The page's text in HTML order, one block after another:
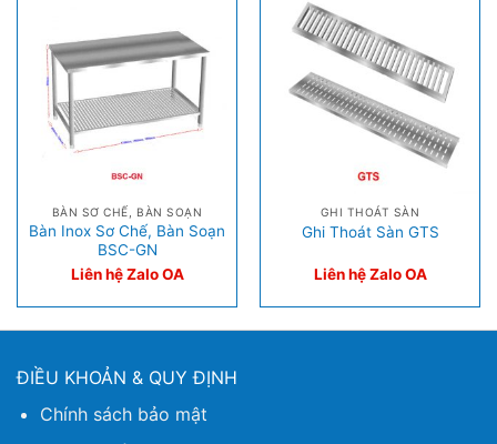
BÀN SƠ CHẾ, BÀN SOẠN
Bàn Inox Sơ Chế, Bàn Soạn
BSC-GN
Liên hệ Zalo OA
GHI THOÁT SÀN
Ghi Thoát Sàn GTS
Liên hệ Zalo OA
ĐIỀU KHOẢN & QUY ĐỊNH
Chính sách bảo mật